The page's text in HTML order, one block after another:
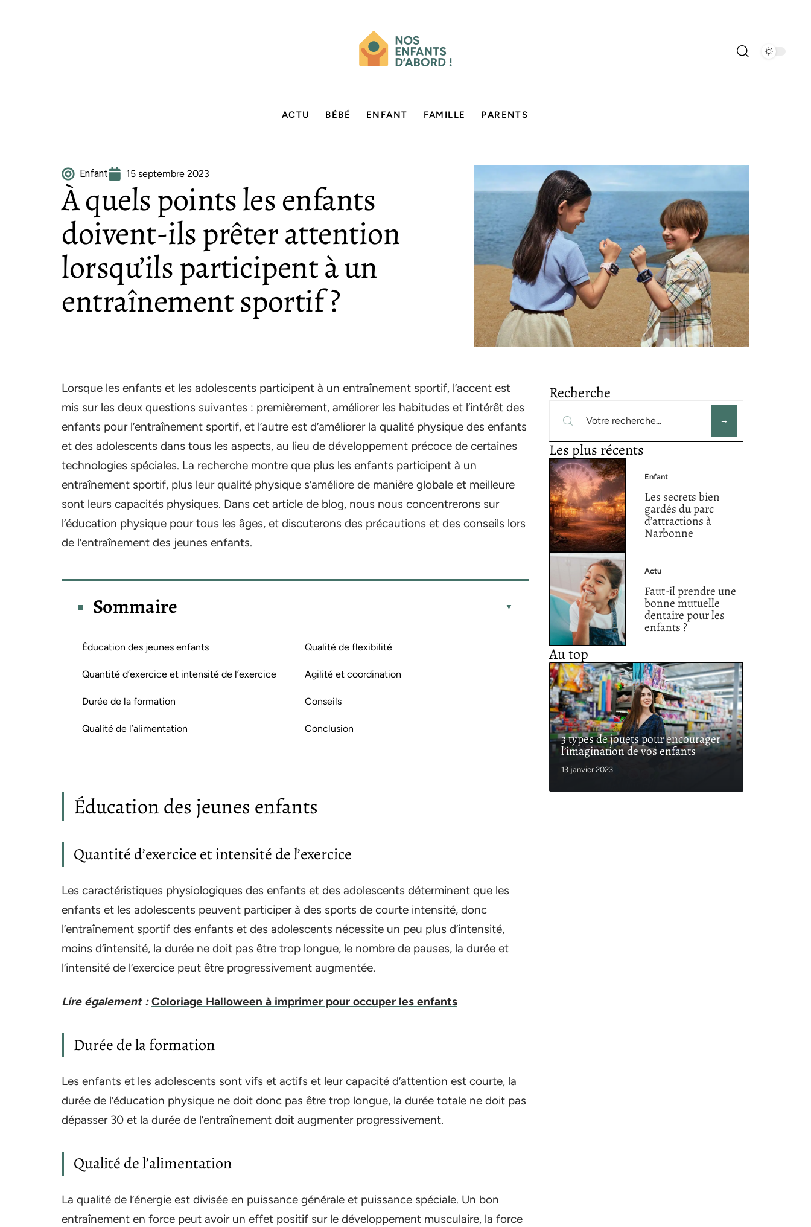
ACTU BÉBÉ ENFANT FAMILLE PARENTS
Enfant 15 septembre 2023
À quels points les enfants
doivent-ils prêter attention
lorsqu’ils participent à un
entraînement sportif ?
Lorsque les enfants et les adolescents participent à un entraînement sportif, l’accent est
mis sur les deux questions suivantes : premièrement, améliorer les habitudes et l’intérêt des
enfants pour l’entraînement sportif, et l’autre est d’améliorer la qualité physique des enfants
et des adolescents dans tous les aspects, au lieu de développement précoce de certaines
technologies spéciales. La recherche montre que plus les enfants participent à un
entraînement sportif, plus leur qualité physique s’améliore de manière globale et meilleure
sont leurs capacités physiques. Dans cet article de blog, nous nous concentrerons sur
l’éducation physique pour tous les âges, et discuterons des précautions et des conseils lors
de l’entraînement des jeunes enfants.
Sommaire
Éducation des jeunes enfants
Quantité d’exercice et intensité de l’exercice
Durée de la formation
Qualité de l’alimentation
Qualité de flexibilité
Agilité et coordination
Conseils
Conclusion
Éducation des jeunes enfants
Quantité d’exercice et intensité de l’exercice
Les caractéristiques physiologiques des enfants et des adolescents déterminent que les
enfants et les adolescents peuvent participer à des sports de courte intensité, donc
l’entraînement sportif des enfants et des adolescents nécessite un peu plus d’intensité,
moins d’intensité, la durée ne doit pas être trop longue, le nombre de pauses, la durée et
l’intensité de l’exercice peut être progressivement augmentée.
Lire également : Coloriage Halloween à imprimer pour occuper les enfants
Durée de la formation
Les enfants et les adolescents sont vifs et actifs et leur capacité d’attention est courte, la
durée de l’éducation physique ne doit donc pas être trop longue, la durée totale ne doit pas
dépasser 30 et la durée de l’entraînement doit augmenter progressivement.
Qualité de l’alimentation
La qualité de l’énergie est divisée en puissance générale et puissance spéciale. Un bon
entraînement en force peut avoir un effet positif sur le développement musculaire, la force
Recherche
Les plus récents
Enfant
Les secrets bien
gardés du parc
d’attractions à
Narbonne
Actu
Faut-il prendre une
bonne mutuelle
dentaire pour les
enfants ?
Au top
3 types de jouets pour encourager
l’imagination de vos enfants
13 janvier 2023